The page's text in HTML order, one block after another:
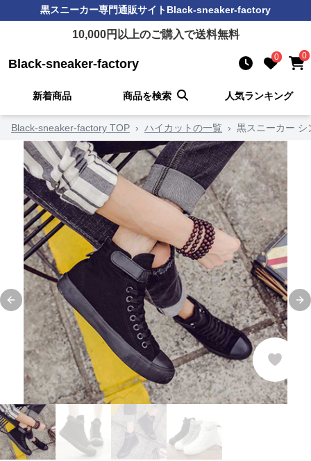
黒スニーカー専門通販サイトBlack-sneaker-factory
10,000円以上のご購入で送料無料
Black-sneaker-factory 0 0
新着商品 商品を検索 人気ランキング
Black-sneaker-factory TOP › ハイカットの一覧 › 黒スニーカー シ
Previous slide